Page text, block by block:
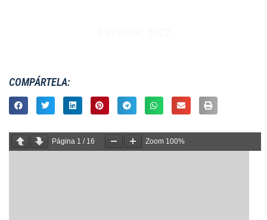
COMPÁRTELA:
Página 1 / 16 Zoom 100%